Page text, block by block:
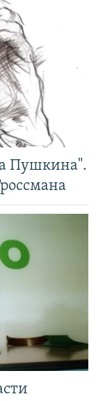
Пушкина".